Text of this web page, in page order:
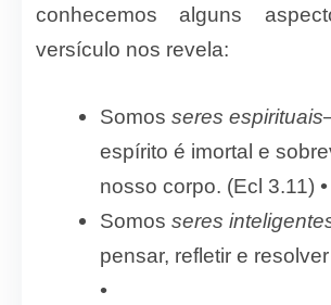
conhecemos alguns
versículo nos revela:
Somos seres espirituais
espírito é imortal e
nosso corpo. (Ecl 3.11) •
Somos seres
pensar, refletir e
•